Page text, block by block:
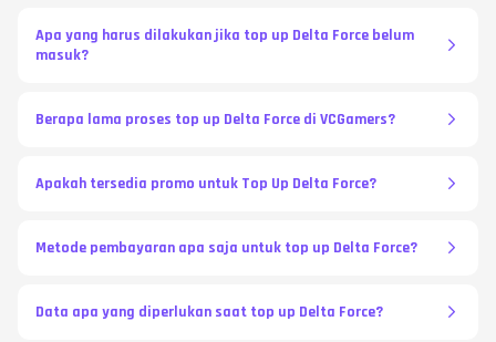
Apa yang harus dilakukan jika top up Delta Force belum
masuk?
Berapa lama proses top up Delta Force di VCGamers?
Apakah tersedia promo untuk Top Up Delta Force?
Metode pembayaran apa saja untuk top up Delta Force?
Data apa yang diperlukan saat top up Delta Force?